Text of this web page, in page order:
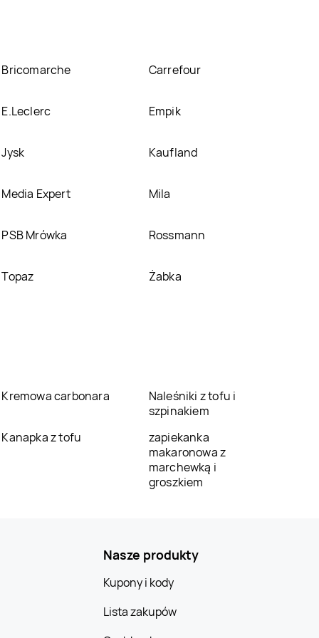
Bricomarche Carrefour
E.Leclerc Empik
Jysk Kaufland
Media Expert Mila
PSB Mrówka Rossmann
Topaz Żabka
Kremowa carbonara
Naleśniki z tofu i
szpinakiem
Kanapka z tofu
zapiekanka
makaronowa z
marchewką i
groszkiem
Nasze produkty
Kupony i kody
Lista zakupów